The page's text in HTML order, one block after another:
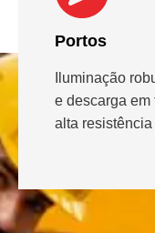
Portos
Iluminação
e descarga
alta